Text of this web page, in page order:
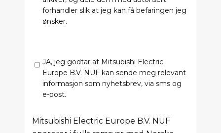
forhandler slik at jeg kan få befaringen jeg
ønsker.
JA, jeg godtar at Mitsubishi Electric
Europe B.V. NUF kan sende meg relevant
informasjon som nyhetsbrev, via sms og
e-post.
Mitsubishi Electric Europe B.V. NUF